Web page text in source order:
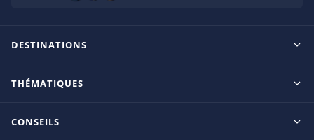
DESTINATIONS
Ile Maurice
THÉMATIQUES
CONSEILS